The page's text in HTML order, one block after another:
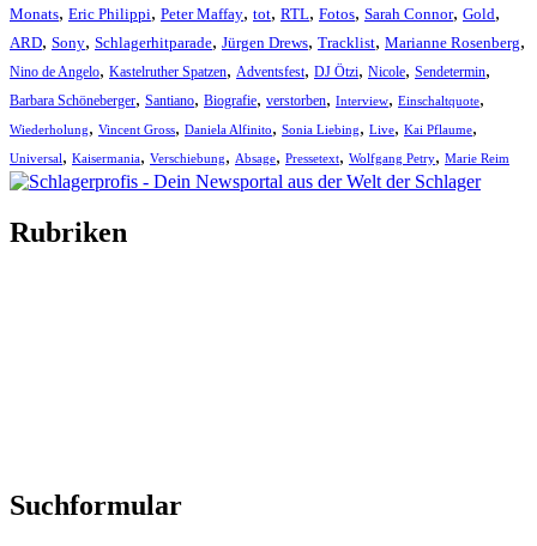
Monats, Eric Philippi, Peter Maffay, tot, RTL, Fotos, Sarah Connor, Gold,
ARD, Sony, Schlagerhitparade, Jürgen Drews, Tracklist, Marianne Rosenberg,
Nino de Angelo, Kastelruther Spatzen, Adventsfest, DJ Ötzi, Nicole, Sendetermin,
Barbara Schöneberger, Santiano, Biografie, verstorben, Interview, Einschaltquote,
Wiederholung, Vincent Gross, Daniela Alfinito, Sonia Liebing, Live, Kai Pflaume,
Universal, Kaisermania, Verschiebung, Absage, Pressetext, Wolfgang Petry, Marie Reim
Rubriken
Suchformular